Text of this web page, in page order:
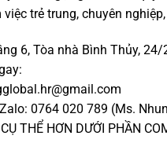
trẻ trung, chuyên
6, Tòa nhà Bình Thủy,
0764 020 789 (Ms.
THỂ HƠN DƯỚI PHẦN